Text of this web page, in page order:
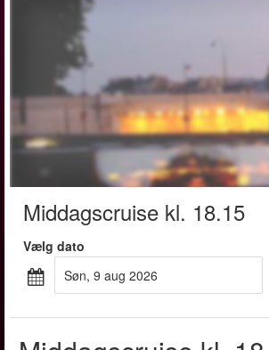
Middagscruise kl. 18.15
Vælg dato
søn, 9 aug 2026